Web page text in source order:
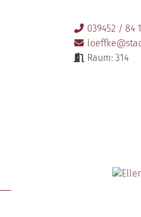
039452 / 84
Raum: 314